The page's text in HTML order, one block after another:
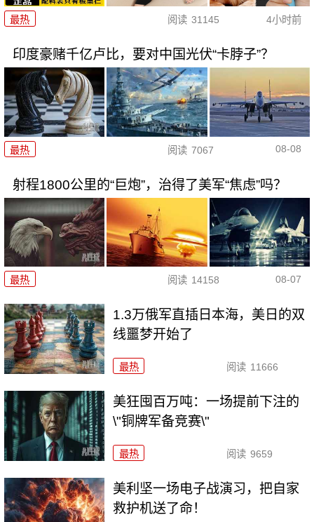
最热 阅读 31145 4小时前
印度豪赌千亿卢比，要对中国光伏“卡脖子”？
最热 阅读 7067 08-08
射程1800公里的“巨炮”，治得了美军“焦虑”吗？
最热 阅读 14158 08-07
1.3万俄军直插日本海，美日的双
线噩梦开始了
最热 阅读 11666
美狂囤百万吨：一场提前下注的
\"铜牌军备竞赛\"
最热 阅读 9659
美利坚一场电子战演习，把自家
救护机送了命！